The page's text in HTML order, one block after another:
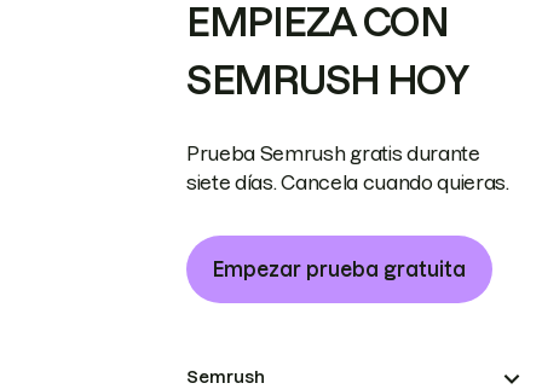
EMPIEZA CON
SEMRUSH HOY
Prueba Semrush gratis durante
siete días. Cancela cuando quieras.
Empezar prueba gratuita
Semrush